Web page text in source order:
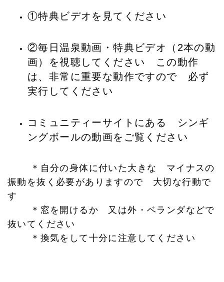
①特典ビデオを見てください
②毎日温泉動画・特典ビデオ（2本の動
画）を視聴してください この動作
は、非常に重要な動作ですので 必ず
実行してください
コミュニティーサイトにある シンギ
ングボールの動画をご覧ください
＊自分の身体に付いた大きな マイナスの
振動を抜く必要がありますので 大切な行動で
す
＊窓を開けるか 又は外・ベランダなどで
抜いてください
＊換気をして十分に注意してください